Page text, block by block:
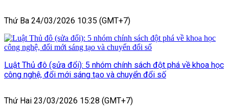
Thứ Ba 24/03/2026 10:35 (GMT+7)
Luật Thủ đô (sửa đổi): 5 nhóm chính sách đột phá về khoa học
công nghệ, đổi mới sáng tạo và chuyển đổi số
Thứ Hai 23/03/2026 15:28 (GMT+7)